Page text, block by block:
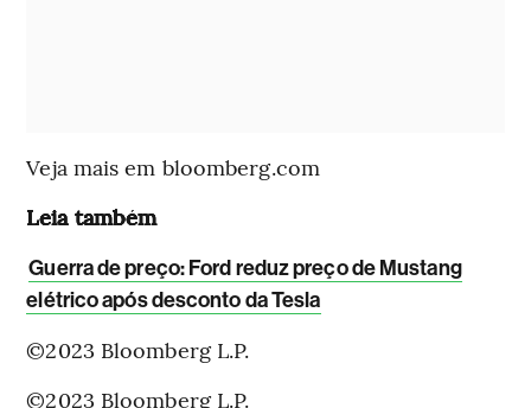
Veja mais em bloomberg.com
Leia também
Guerra de preço: Ford reduz preço de Mustang
elétrico após desconto da Tesla
©2023 Bloomberg L.P.
©2023 Bloomberg L.P.